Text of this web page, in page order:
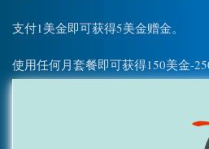
支付1美金即可获得5美金赠金。
使用任何月套餐即可获得150美金-